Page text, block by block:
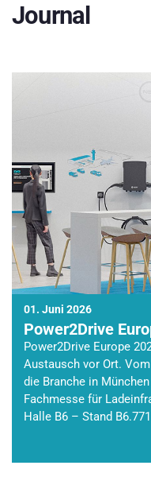
Journal
01. Juni 2026
Power2Drive
Power2Drive Europe
Austausch vor Ort.
die Branche in
Fachmesse für
Halle B6 – Stand B6.771